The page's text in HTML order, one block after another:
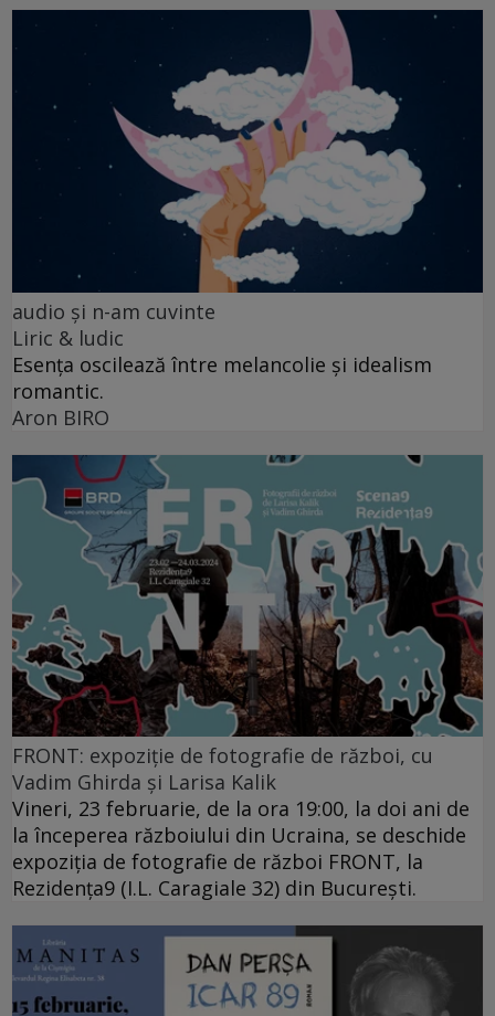
audio şi n-am cuvinte
Liric & ludic
Esența oscilează între melancolie și idealism
romantic.
Aron BIRO
FRONT: expoziție de fotografie de război, cu
Vadim Ghirda și Larisa Kalik
Vineri, 23 februarie, de la ora 19:00, la doi ani de
la începerea războiului din Ucraina, se deschide
expoziția de fotografie de război FRONT, la
Rezidența9 (I.L. Caragiale 32) din București.